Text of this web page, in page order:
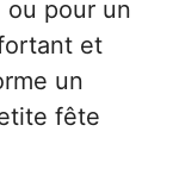
ou pour un
et
un
fête